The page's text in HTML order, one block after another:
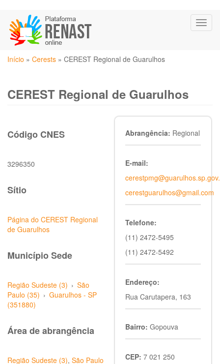
para
conteúdo
principal
Você
Início » Cerests » CEREST Regional de Guarulhos
CEREST Regional de Guarulhos
Código CNES
3296350
Sítio
Página do CEREST Regional
de Guarulhos
Município Sede
Região Sudeste (3) › São
Paulo (35) › Guarulhos - SP
(351880)
Área de abrangência
Região Sudeste (3), São Paulo
Abrangência: Regional
E-mail:
cerestguarulhos@gmail.com
Telefone:
(11) 2472-5495
(11) 2472-5492
Endereço:
Rua Carutapera, 163
Bairro: Gopouva
CEP: 7 021 250